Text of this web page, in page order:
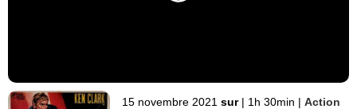
15 novembre 2021 sur | 1h 30min | Action